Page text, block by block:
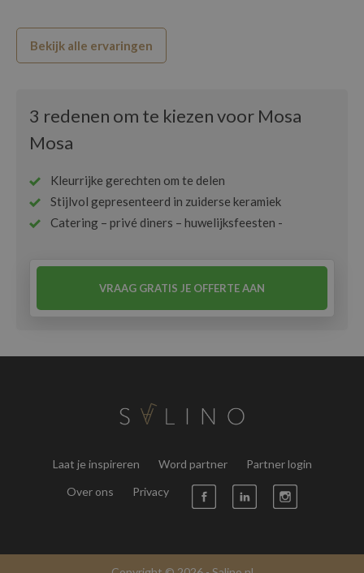
Bekijk alle ervaringen
3 redenen om te kiezen voor Mosa
Mosa
Kleurrijke gerechten om te delen
Stijlvol gepresenteerd in zuiderse keramiek
Catering – privé diners – huwelijksfeesten -
VRAAG GRATIS JE OFFERTE AAN
Laat je inspireren Word partner
Partner login
Over ons
Privacy